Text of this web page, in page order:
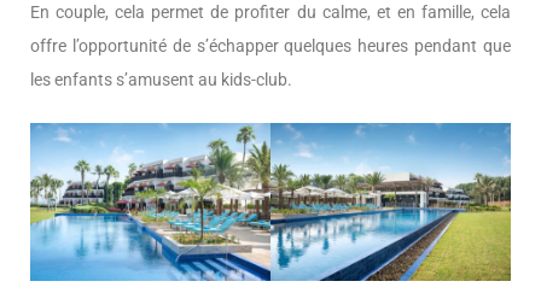
En couple, cela permet de profiter du calme, et en famille, cela
offre l’opportunité de s’échapper quelques heures pendant que
les enfants s’amusent au kids-club.